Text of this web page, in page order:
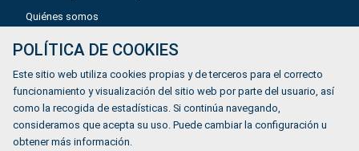
Quiénes somos
Política de privacidad
Política de Cookies
Accesibilidad
POLÍTICA DE COOKIES
Este sitio web utiliza cookies propias y de terceros para el correcto
funcionamiento y visualización del sitio web por parte del usuario, así
como la recogida de estadísticas. Si continúa navegando,
consideramos que acepta su uso. Puede cambiar la configuración u
obtener más información.